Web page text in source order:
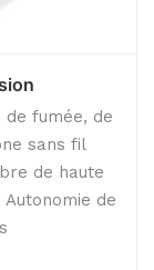
de fumée, de
sans fil
de haute
de